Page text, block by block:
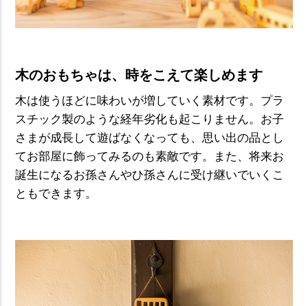
木のおもちゃは、時をこえて楽しめます
木は使うほどに味わいが増していく素材です。プラ
スチック製のような経年劣化も起こりません。お子
さまが成長して遊ばなくなっても、思い出の品とし
てお部屋に飾ってみるのも素敵です。また、将来お
誕生になるお孫さんやひ孫さんに受け継いでいくこ
ともできます。